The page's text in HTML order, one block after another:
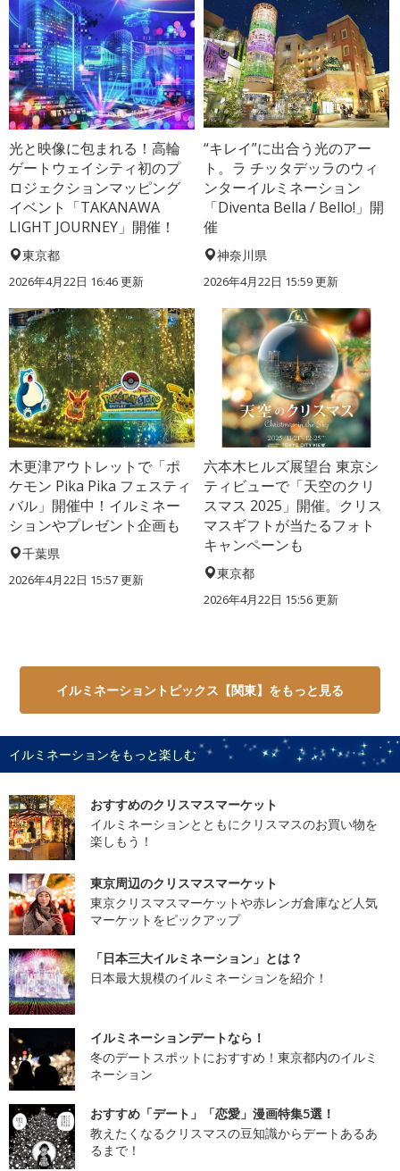
光と映像に包まれる！高輪
ゲートウェイシティ初のプ
ロジェクションマッピング
イベント「TAKANAWA
LIGHT JOURNEY」開催！
東京都
2026年4月22日 16:46 更新
“キレイ”に出合う光のアー
ト。ラ チッタデッラのウィ
ンターイルミネーション
「Diventa Bella / Bello!」開
催
神奈川県
2026年4月22日 15:59 更新
木更津アウトレットで「ポ
ケモン Pika Pika フェスティ
バル」開催中！イルミネー
ションやプレゼント企画も
千葉県
2026年4月22日 15:57 更新
六本木ヒルズ展望台 東京シ
ティビューで「天空のクリ
スマス 2025」開催。クリス
マスギフトが当たるフォト
キャンペーンも
東京都
2026年4月22日 15:56 更新
イルミネーショントピックス【関東】をもっと見る
イルミネーションをもっと楽しむ
おすすめのクリスマスマーケット
イルミネーションとともにクリスマスのお買い物を
楽しもう！
東京周辺のクリスマスマーケット
東京クリスマスマーケットや赤レンガ倉庫など人気
マーケットをピックアップ
「日本三大イルミネーション」とは？
日本最大規模のイルミネーションを紹介！
イルミネーションデートなら！
冬のデートスポットにおすすめ！東京都内のイルミ
ネーション
おすすめ「デート」「恋愛」漫画特集5選！
教えたくなるクリスマスの豆知識からデートあるあ
るまで！